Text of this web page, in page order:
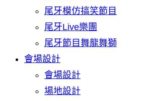
尾牙模仿搞笑節目
尾牙Live樂團
尾牙節目舞龍舞獅
會場設計
會場設計
場地設計